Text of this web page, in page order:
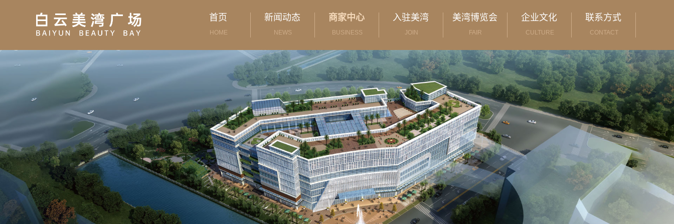
首页 新闻动态 商家中心 入驻美湾 美湾博览会 企业文化 联系方式
BUSINESS
HOME NEWS JOIN FAIR CULTURE CONTACT